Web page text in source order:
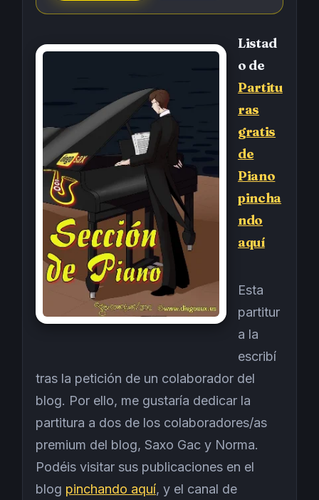
Listad
o de
Partitu
ras
gratis
de
Piano
pincha
ndo
aquí
Esta
partitur
a la
escribí
tras la petición de un colaborador del
blog. Por ello, me gustaría dedicar la
partitura a dos de los colaboradores/as
premium del blog, Saxo Gac y Norma.
Podéis visitar sus publicaciones en el
blog pinchando aquí, y el canal de